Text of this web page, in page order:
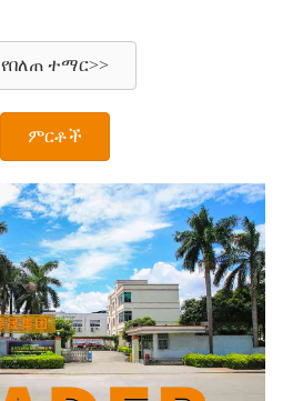
የበለጠ ተማር>>
ምርቶች